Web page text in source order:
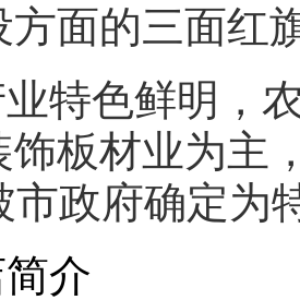
方面的三面红
特色鲜明，
饰板材业为主
市政府确定为
介